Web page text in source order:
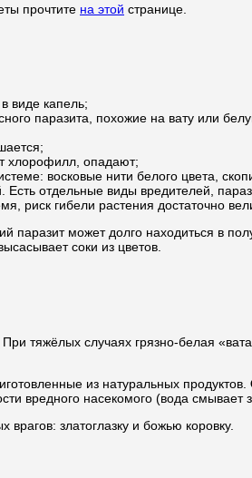
прочтите на этой странице.
виде капель;
паразита, похожие на вату или
хлорофилл, опадают;
восковые нити белого цвета,
отдельные виды вредителей,
риск гибели растения достаточно
паразит может долго находиться в
соки из цветов.
случаях грязно-белая
из натуральных продуктов.
вредного насекомого (вода смывает
златоглазку и божью коровку.